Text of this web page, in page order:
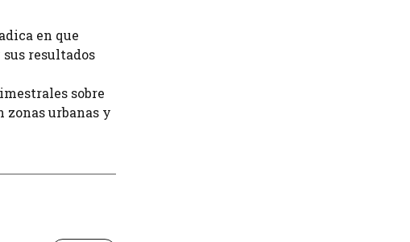
en que
resultados
sobre
zonas urbanas y